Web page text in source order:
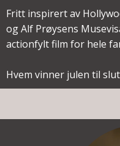
Fritt inspirert av
og Alf Prøysens
actionfylt film for hele
Hvem vinner julen til